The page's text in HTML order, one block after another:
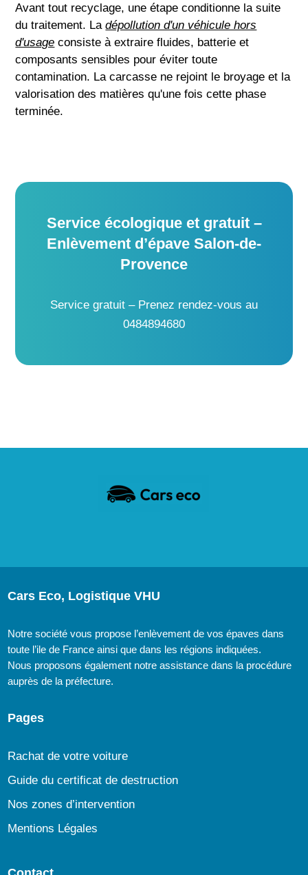
Avant tout recyclage, une étape conditionne la suite
du traitement. Ladépollution d'un véhicule hors
d'usage consiste à extraire fluides, batterie et
composants sensibles pour éviter toute
contamination. La carcasse ne rejoint le broyage et la
valorisation des matières qu'une fois cette phase
terminée.
Service écologique et gratuit –
Enlèvement d’épave Salon-de-
Provence
Service gratuit – Prenez rendez-vous au
0484894680
Cars Eco, Logistique VHU
Notre société vous propose l’enlèvement de vos épaves dans
toute l’ile de France ainsi que dans les régions indiquées.
Nous proposons également notre assistance dans la procédure
auprès de la préfecture.
Pages
Rachat de votre voiture
Guide du certificat de destruction
Nos zones d’intervention
Mentions Légales